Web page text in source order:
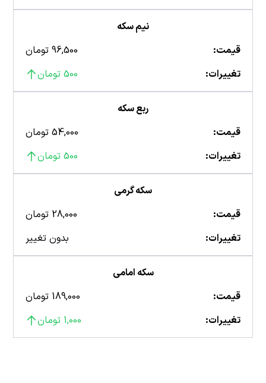
نیم سکه
قیمت:
96,500 تومان
تغییرات:
500 تومان
ربع سکه
قیمت:
54,000 تومان
تغییرات:
500 تومان
سکه گرمی
قیمت:
28,000 تومان
تغییرات:
بدون تغییر
سکه امامی
قیمت:
189,000 تومان
تغییرات:
1,000 تومان